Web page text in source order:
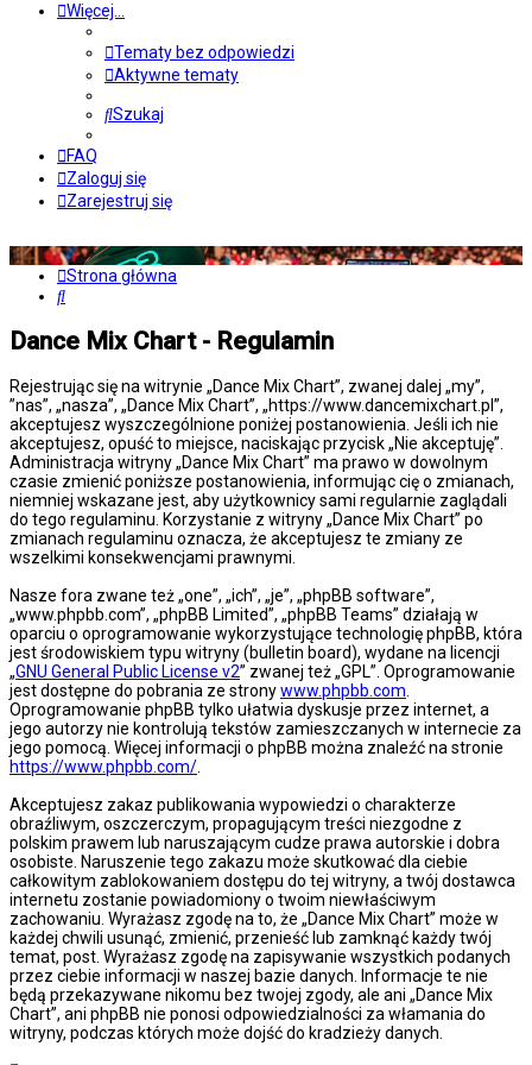
Więcej…
Tematy bez odpowiedzi
Aktywne tematy
Szukaj
FAQ
Zaloguj się
Zarejestruj się
Strona główna
Szukaj
Dance Mix Chart - Regulamin
Rejestrując się na witrynie „Dance Mix Chart”, zwanej dalej „my”,
”nas”, „nasza”, „Dance Mix Chart”, „https://www.dancemixchart.pl”,
akceptujesz wyszczególnione poniżej postanowienia. Jeśli ich nie
akceptujesz, opuść to miejsce, naciskając przycisk „Nie akceptuję”.
Administracja witryny „Dance Mix Chart” ma prawo w dowolnym
czasie zmienić poniższe postanowienia, informując cię o zmianach,
niemniej wskazane jest, aby użytkownicy sami regularnie zaglądali
do tego regulaminu. Korzystanie z witryny „Dance Mix Chart” po
zmianach regulaminu oznacza, że akceptujesz te zmiany ze
wszelkimi konsekwencjami prawnymi.
Nasze fora zwane też „one”, „ich”, „je”, „phpBB software”,
„www.phpbb.com”, „phpBB Limited”, „phpBB Teams” działają w
oparciu o oprogramowanie wykorzystujące technologię phpBB, która
jest środowiskiem typu witryny (bulletin board), wydane na licencji
„GNU General Public License v2” zwanej też „GPL”. Oprogramowanie
jest dostępne do pobrania ze stronywww.phpbb.com
Oprogramowanie phpBB tylko ułatwia dyskusje przez internet, a
jego autorzy nie kontrolują tekstów zamieszczanych w internecie za
jego pomocą. Więcej informacji o phpBB można znaleźć na stronie
https://www.phpbb.com/
Akceptujesz zakaz publikowania wypowiedzi o charakterze
obraźliwym, oszczerczym, propagującym treści niezgodne z
polskim prawem lub naruszającym cudze prawa autorskie i dobra
osobiste. Naruszenie tego zakazu może skutkować dla ciebie
całkowitym zablokowaniem dostępu do tej witryny, a twój dostawca
internetu zostanie powiadomiony o twoim niewłaściwym
zachowaniu. Wyrażasz zgodę na to, że „Dance Mix Chart” może w
każdej chwili usunąć, zmienić, przenieść lub zamknąć każdy twój
temat, post. Wyrażasz zgodę na zapisywanie wszystkich podanych
przez ciebie informacji w naszej bazie danych. Informacje te nie
będą przekazywane nikomu bez twojej zgody, ale ani „Dance Mix
Chart”, ani phpBB nie ponosi odpowiedzialności za włamania do
witryny, podczas których może dojść do kradzieży danych.